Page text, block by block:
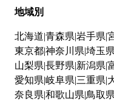
地域別
北海道 青森県 岩手県
東京都神奈川県 埼玉県
山梨県 長野県 新潟県
愛知県 岐阜県 三重県
奈良県 和歌山県 鳥取県